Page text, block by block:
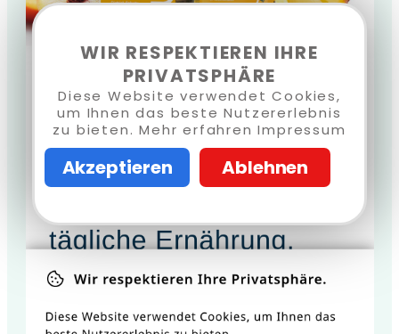
WIR RESPEKTIEREN IHRE
PRIVATSPHÄRE
Diese Website verwendet Cookies,
um Ihnen das beste Nutzererlebnis
zu bieten. Mehr erfahren Impressum
Akzeptieren Ablehnen